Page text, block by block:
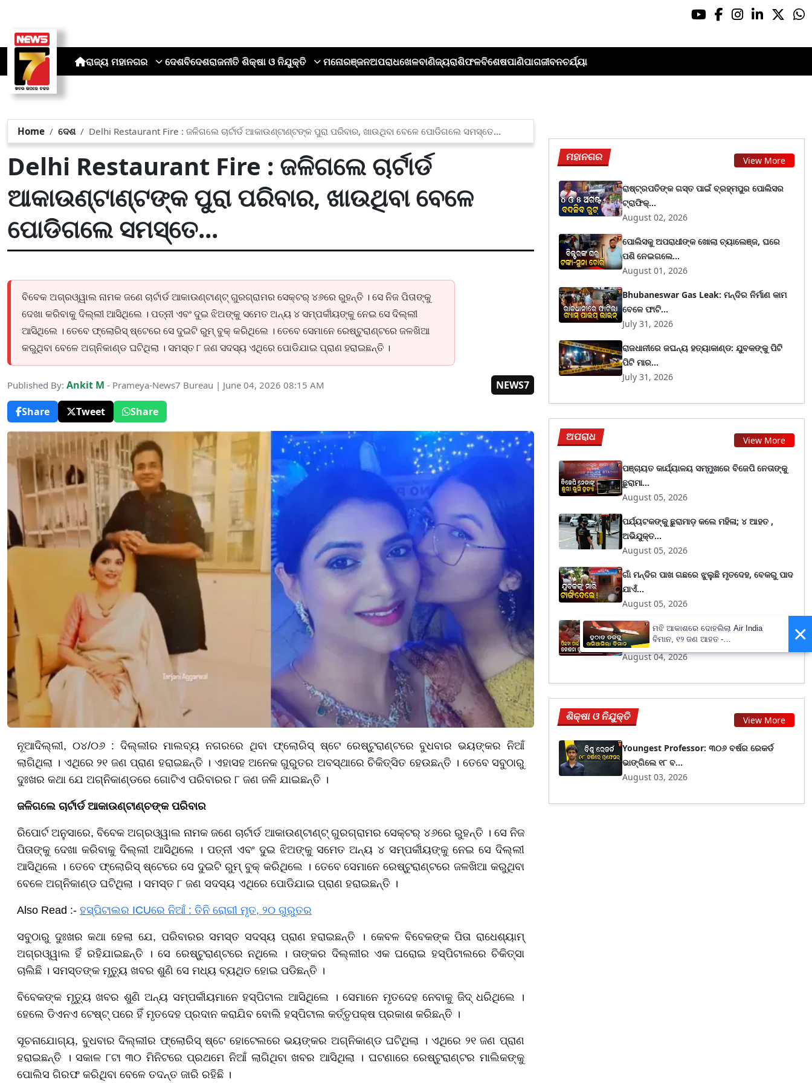
ରାଜ୍ୟ ମହାନଗର ଦେଶବିଦେଶରାଜନୀତି ଶିକ୍ଷା ଓ ନିଯୁକ୍ତି ମନୋରଞ୍ଜନଅପରାଧଖେଳବାଣିଜ୍ୟରାଶିଫଳବିଶେଷପାଣିପାଗଜୀବନଚର୍ଯ୍ୟା
Home ଦେଶ Delhi Restaurant Fire : ଜଳିଗଲେ ଚାର୍ଟାର୍ଡ ଆକାଉଣ୍ଟାଣ୍ଟଙ୍କ ପୁରା ପରିବାର, ଖାଉଥିବା ବେଳେ ପୋଡିଗଲେ ସମସ୍ତେ...
Delhi Restaurant Fire : ଜଳିଗଲେ ଚାର୍ଟାର୍ଡ
ଆକାଉଣ୍ଟାଣ୍ଟଙ୍କ ପୁରା ପରିବାର, ଖାଉଥିବା ବେଳେ
ପୋଡିଗଲେ ସମସ୍ତେ...
ବିବେକ ଅଗ୍ରଓ୍ୱାଲ ନାମକ ଜଣେ ଚାର୍ଟାର୍ଡ ଆକାଉଣ୍ଟାଣ୍ଟ୍ ଗୁରଗ୍ରାମର ସେକ୍ଟର୍ ୪୬ରେ ରୁହନ୍ତି । ସେ ନିଜ ପିତାଙ୍କୁ
ଦେଖା କରିବାକୁ ଦିଲ୍ଲୀ ଆସିଥିଲେ । ପତ୍ନୀ ଏବଂ ଦୁଇ ଝିଅଙ୍କୁ ସମେତ ଅନ୍ୟ ୪ ସମ୍ପର୍କୀୟଙ୍କୁ ନେଇ ସେ ଦିଲ୍ଲୀ
ଆସିଥିଲେ । ତେବେ ଫ୍ଲୋରିସ୍ ଷ୍ଟେରେ ସେ ଦୁଇଟି ରୁମ୍ ବୁକ୍ କରିଥିଲେ । ତେବେ ସେମାନେ ରେଷ୍ଟୁରାଣ୍ଟରେ ଜଳଖିଆ
କରୁଥିବା ବେଳେ ଅଗ୍ନିକାଣ୍ଡ ଘଟିଥିଲା । ସମସ୍ତ ୮ ଜଣ ସଦସ୍ୟ ଏଥିରେ ପୋଡିଯାଇ ପ୍ରାଣ ହରାଇଛନ୍ତି ।
Published By: Ankit M - Prameya-News7 Bureau | June 04, 2026 08:15 AM
NEWS7
Share
Tweet Share
ନୂଆଦିଲ୍ଲୀ, ୦୪/୦୬ : ଦିଲ୍ଲୀର ମାଲବ୍ୟ ନଗରରେ ଥିବା ଫ୍ଲୋରିସ୍ ଷ୍ଟେ ରେଷ୍ଟୁରାଣ୍ଟରେ ବୁଧବାର ଭୟଙ୍କର ନିଆଁ
ଲାଗିଥିଲା । ଏଥିରେ ୨୧ ଜଣ ପ୍ରାଣ ହରାଇଛନ୍ତି । ଏହାସହ ଅନେକ ଗୁରୁତର ଅବସ୍ଥାରେ ଚିକିତ୍ସିତ ହେଉଛନ୍ତି । ତେବେ ସବୁଠାରୁ
ଦୁଃଖର କଥା ଯେ ଅଗ୍ନିକାଣ୍ଡରେ ଗୋଟିଏ ପରିବାରର ୮ ଜଣ ଜଳି ଯାଇଛନ୍ତି ।
ଜଳିଗଲେ ଚାର୍ଟାର୍ଡ ଆକାଉଣ୍ଟାଣ୍ଚଙ୍କ ପରିବାର
ରିପୋର୍ଟ ଅନୁସାରେ, ବିବେକ ଅଗ୍ରଓ୍ୱାଲ ନାମକ ଜଣେ ଚାର୍ଟାର୍ଡ ଆକାଉଣ୍ଟାଣ୍ଟ୍ ଗୁରଗ୍ରାମର ସେକ୍ଟର୍ ୪୬ରେ ରୁହନ୍ତି । ସେ ନିଜ
ପିତାଙ୍କୁ ଦେଖା କରିବାକୁ ଦିଲ୍ଲୀ ଆସିଥିଲେ । ପତ୍ନୀ ଏବଂ ଦୁଇ ଝିଅଙ୍କୁ ସମେତ ଅନ୍ୟ ୪ ସମ୍ପର୍କୀୟଙ୍କୁ ନେଇ ସେ ଦିଲ୍ଲୀ
ଆସିଥିଲେ । ତେବେ ଫ୍ଲୋରିସ୍ ଷ୍ଟେରେ ସେ ଦୁଇଟି ରୁମ୍ ବୁକ୍ କରିଥିଲେ । ତେବେ ସେମାନେ ରେଷ୍ଟୁରାଣ୍ଟରେ ଜଳଖିଆ କରୁଥିବା
ବେଳେ ଅଗ୍ନିକାଣ୍ଡ ଘଟିଥିଲା । ସମସ୍ତ ୮ ଜଣ ସଦସ୍ୟ ଏଥିରେ ପୋଡିଯାଇ ପ୍ରାଣ ହରାଇଛନ୍ତି ।
Also Read :- ହସ୍ପିଟାଲର ICUରେ ନିଆଁ : ତିନି ରୋଗୀ ମୃତ, ୨୦ ଗୁରୁତର
ସବୁଠାରୁ ଦୁଃଖର କଥା ହେଲା ଯେ, ପରିବାରର ସମସ୍ତ ସଦସ୍ୟ ପ୍ରାଣ ହରାଇଛନ୍ତି । କେବଳ ବିବେକଙ୍କ ପିତା ରାଧେଶ୍ୟାମ୍
ଅଗ୍ରଓ୍ୱାଲ ହିଁ ରହିଯାଇଛନ୍ତି । ସେ ରେଷ୍ଟୁରାଣ୍ଟରେ ନଥିଲେ । ତାଙ୍କର ଦିଲ୍ଲୀର ଏକ ଘରୋଇ ହସ୍ପିଟାଲରେ ଚିକିତ୍ସା
ଚାଲିଛି । ସମସ୍ତଙ୍କ ମୃତ୍ୟୁ ଖବର ଶୁଣି ସେ ମଧ୍ୟ ବ୍ୟଥିତ ହୋଇ ପଡିଛନ୍ତି ।
ବିବେକଙ୍କ ମୃତ୍ୟୁ ଖବର ଶୁଣି ଅନ୍ୟ ସମ୍ପର୍କୀୟମାନେ ହସ୍ପିଟାଲ ଆସିଥିଲେ । ସେମାନେ ମୃତଦେହ ନେବାକୁ ଜିଦ୍ ଧରିଥିଲେ ।
ହେଲେ ଡିଏନଏ ଟେଷ୍ଟ୍ ପରେ ହିଁ ମୃତଦେହ ପ୍ରଦାନ କରାଯିବ ବୋଲି ହସ୍ପିଟାଲ କର୍ତ୍ତୃପକ୍ଷ ପ୍ରକାଶ କରିଛନ୍ତି ।
ସୂଚନାଯୋଗ୍ୟ, ବୁଧବାର ଦିଲ୍ଲୀର ଫ୍ଲୋରିସ୍ ଷ୍ଟେ ହୋଟେଲରେ ଭୟଙ୍କର ଅଗ୍ନିକାଣ୍ଡ ଘଟିଥିଲା । ଏଥିରେ ୨୧ ଜଣ ପ୍ରାଣ
ହରାଇଛନ୍ତି । ସକାଳ ୮ଟା ୩୦ ମିନିଟରେ ପ୍ରଥମେ ନିଆଁ ଲାଗିଥିବା ଖବର ଆସିଥିଲା । ଘଟଣାରେ ରେଷ୍ଟୁରାଣ୍ଟର ମାଲିକଙ୍କୁ
ପୋଲିସ ଗିରଫ କରିଥିବା ବେଳେ ତଦନ୍ତ ଜାରି ରହିଛି ।
ମହାନଗର View More
ରାଷ୍ଟ୍ରପତିଙ୍କ ଗସ୍ତ ପାଇଁ ବ୍ରହ୍ମପୁର ପୋଲିସର
ଟ୍ରାଫିକ୍...
August 02, 2026
ପୋଲିସକୁ ଅପରାଧୀଙ୍କ ଖୋଲା ଚ୍ୟାଲେଞ୍ଜ, ଘରେ
ପଶି ନେଇଗଲେ...
August 01, 2026
Bhubaneswar Gas Leak: ମନ୍ଦିର ନିର୍ମାଣ କାମ
ବେଳେ ଫାଟି...
July 31, 2026
ରାଜଧାନୀରେ ଜଘନ୍ୟ ହତ୍ୟାକାଣ୍ଡ: ଯୁବକଙ୍କୁ ପିଟି
ପିଟି ମାର...
July 31, 2026
ଅପରାଧ View More
ପଞ୍ଚାୟତ କାର୍ଯ୍ୟାଳୟ ସମ୍ମୁଖରେ ବିଜେପି ନେତାଙ୍କୁ
ଛୁରାମା...
August 05, 2026
ପର୍ଯ୍ୟଟକଙ୍କୁ ଛୁରାମାଡ଼ କଲେ ମହିଳା; ୪ ଆହତ ,
ଅଭିଯୁକ୍ତ...
August 05, 2026
ଗାଁ ମନ୍ଦିର ପାଖ ଗଛରେ ଝୁଲୁଛି ମୃତଦେହ, ବେକରୁ ପାଦ
ଯାଏଁ...
August 05, 2026
ଘରକୁ ଆସିଥିଲେ ପାଣି ପିଇବାକୁ, ଘଟାଇଲେ
ଭୟଙ୍କର କାଣ୍ଡ
August 04, 2026
ଶିକ୍ଷା ଓ ନିଯୁକ୍ତି View More
Youngest Professor: ୩୦୬ ବର୍ଷର ରେକର୍ଡ
ଭାଙ୍ଗିଲେ ୧୮ ବ...
August 03, 2026
×
ମଝି ଆକାଶରେ ଦୋହଲିଲା Air India
ବିମାନ, ୧୨ ଜଣ ଆହତ -
PrameyaNews7